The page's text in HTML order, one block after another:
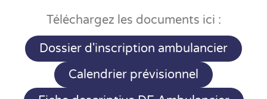
Téléchargez les documents ici :
Dossier d'inscription ambulancier
Calendrier prévisionnel